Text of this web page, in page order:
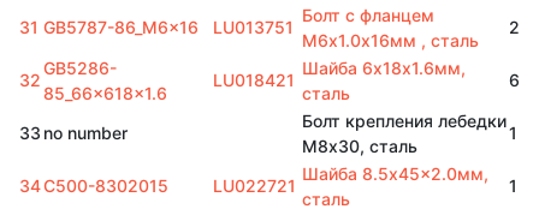
31 GB5787-86_M6x16 LU013751
Болт с фланцем
M6х1.0х16мм , сталь
2
32
GB5286-
85_66x618x1.6
LU018421
Шайба 6х18х1.6мм,
сталь
6
33 no number
Болт крепления лебедки
М8х30, сталь
1
34C500-8302015 LU022721
Шайба 8.5x45x2.0мм,
сталь
1